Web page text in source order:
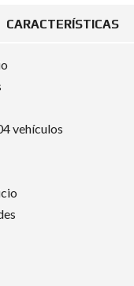
CARACTERÍSTICAS
vehículos